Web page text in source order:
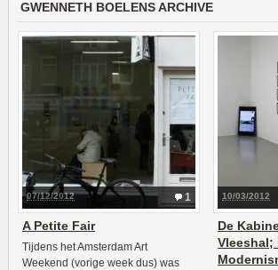
GWENNETH BOELENS ARCHIVE
1
07/12/2012
A Petite Fair
Tijdens het Amsterdam Art
Weekend (vorige week dus) was
10/03/2012
De
Vleeshal;